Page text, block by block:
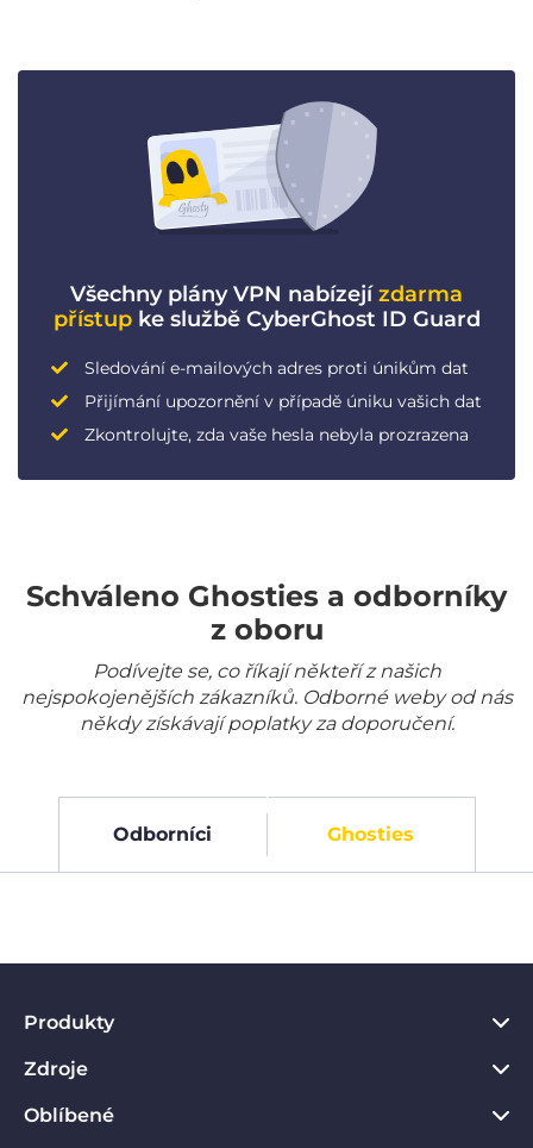
Všechny plány VPN nabízejízdarma
přístupke službě CyberGhost ID Guard
Sledování e-mailových adres proti únikům dat
Přijímání upozornění v případě úniku vašich dat
Zkontrolujte, zda vaše hesla nebyla prozrazena
Schváleno Ghosties a odborníky
z oboru
Podívejte se, co říkají někteří z našich
nejspokojenějších zákazníků. Odborné weby od nás
někdy získávají poplatky za doporučení.
Odborníci Ghosties
Produkty
VPN pro PC
VPN pro Chrome
Zdroje
Co je to VPN
Oblíbené